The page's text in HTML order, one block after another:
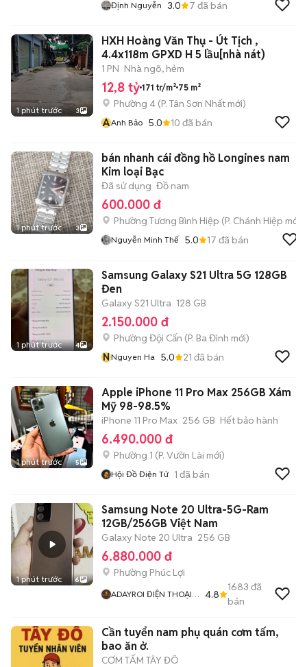
Định Nguyễn 3.0 7 đã bán
1 phút trước 3
HXH Hoàng Văn Thụ - Út Tịch ,
4.4x118m GPXD H 5 lầu[nhà nát)
1 PN Nhà ngõ, hẻm
12,8 tỷ 171 tr/m² 75 m²
Phường 4 (P. Tân Sơn Nhất mới)
AAnh Bảo 5.0 10 đã bán
1 phút trước 3
bán nhanh cái đồng hồ Longines nam
Kim loại Bạc
Đã sử dụng Đồ nam
600.000 đ
Phường Tương Bình Hiệp (P. Chánh Hiệp mới)
Nguyễn Minh Thế 5.0 17 đã bán
1 phút trước 4
Samsung Galaxy S21 Ultra 5G 128GB
Đen
Galaxy S21 Ultra 128 GB
2.150.000 đ
Phường Đội Cấn (P. Ba Đình mới)
NNguyen Ha 5.0 21 đã bán
1 phút trước 5
Apple iPhone 11 Pro Max 256GB Xám
Mỹ 98-98.5%
iPhone 11 Pro Max 256 GB Hết bảo hành
6.490.000 đ
Phường 1 (P. Vườn Lài mới)
Hội Đồ Điện Tử 1 đã bán
1 phút trước 6
Samsung Note 20 Ultra-5G-Ram
12GB/256GB Việt Nam
Galaxy Note 20 Ultra 256 GB
6.880.000 đ
Phường Phúc Lợi
ADAYROI ĐIỆN THOẠI
4.8
1683 đã
bán
Cần tuyển nam phụ quán cơm tấm,
bao ăn ở.
CƠM TẤM TÂY ĐÔ